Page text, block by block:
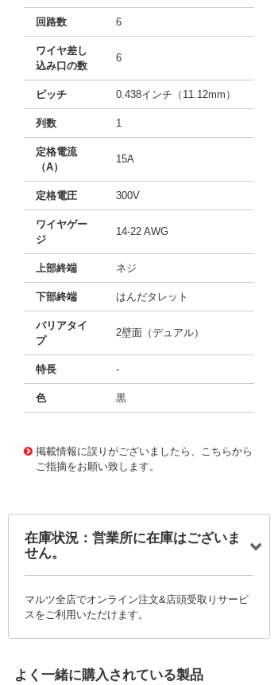
回路数 6
ワイヤ差し
込み口の数
6
ピッチ 0.438インチ（11.12mm）
列数 1
定格電流
（A）
15A
定格電圧 300V
ワイヤゲー
ジ
14-22 AWG
上部終端 ネジ
下部終端 はんだタレット
バリアタイ
プ
2壁面（デュアル）
特長 -
色 黒
掲載情報に誤りがございましたら、こちらから
ご指摘をお願い致します。
在庫状況：営業所に在庫はございま
せん。
マルツ全店でオンライン注文&店頭受取りサービ
スをご利用いただけます。
よく一緒に購入されている製品